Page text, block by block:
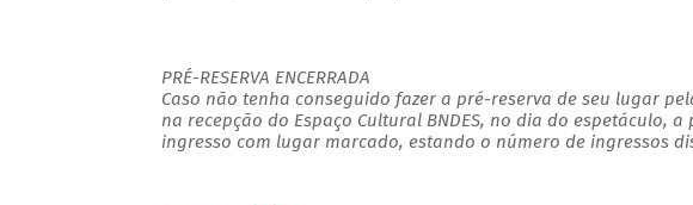
PRÉ-RESERVA ENCERRADA
Caso não tenha conseguido fazer a pré-reserva de seu lugar
na recepção do Espaço Cultural BNDES, no dia do espetáculo,
ingresso com lugar marcado, estando o número de ingressos